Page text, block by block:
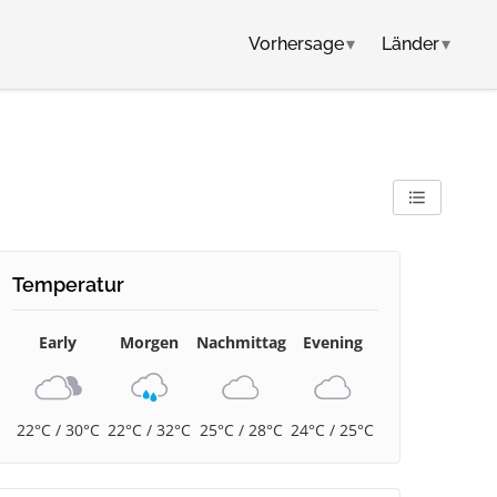
Vorhersage▾ Länder▾
Temperatur
Early
22°C / 30°C
Morgen
22°C / 32°C
Nachmittag
25°C / 28°C
Evening
24°C / 25°C